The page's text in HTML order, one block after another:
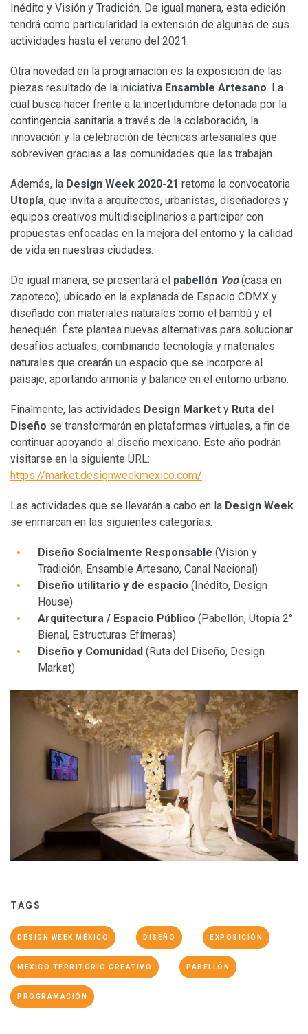
Inédito y Visión y Tradición. De igual manera, esta edición
tendrá como particularidad la extensión de algunas de sus
actividades hasta el verano del 2021.
Otra novedad en la programación es la exposición de las
piezas resultado de la iniciativa Ensamble Artesano. La
cual busca hacer frente a la incertidumbre detonada por la
contingencia sanitaria a través de la colaboración, la
innovación y la celebración de técnicas artesanales que
sobreviven gracias a las comunidades que las trabajan.
Además, la Design Week 2020-21 retoma la convocatoria
Utopía, que invita a arquitectos, urbanistas, diseñadores y
equipos creativos multidisciplinarios a participar con
propuestas enfocadas en la mejora del entorno y la calidad
de vida en nuestras ciudades.
De igual manera, se presentará el pabellón Yoo (casa en
zapoteco), ubicado en la explanada de Espacio CDMX y
diseñado con materiales naturales como el bambú y el
henequén. Éste plantea nuevas alternativas para solucionar
desafíos actuales; combinando tecnología y materiales
naturales que crearán un espacio que se incorpore al
paisaje, aportando armonía y balance en el entorno urbano.
Finalmente, las actividades Design Market y Ruta del
Diseño se transformarán en plataformas virtuales, a fin de
continuar apoyando al diseño mexicano. Este año podrán
visitarse en la siguiente URL:
https://market.designweekmexico.com/.
Las actividades que se llevarán a cabo en la Design Week
se enmarcan en las siguientes categorías:
Diseño Socialmente Responsable (Visión y
Tradición, Ensamble Artesano, Canal Nacional)
Diseño utilitario y de espacio (Inédito, Design
House)
Arquitectura / Espacio Público (Pabellón, Utopía 2°
Bienal, Estructuras Efímeras)
Diseño y Comunidad (Ruta del Diseño, Design
Market)
TAGS
DESIGN WEEK MÉXICO DISEÑO EXPOSICIÓN
MEXICO TERRITORIO CREATIVO PABELLÓN
PROGRAMACIÓN